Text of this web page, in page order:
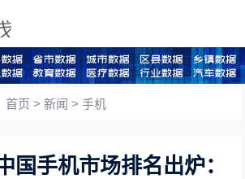
首页 >新闻 >手机
国手机市场排名出炉：